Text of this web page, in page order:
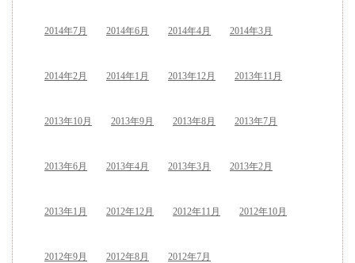
2014年7月 2014年6月 2014年4月 2014年3月
2014年2月 2014年1月 2013年12月 2013年11月
2013年10月 2013年9月 2013年8月 2013年7月
2013年6月 2013年4月 2013年3月 2013年2月
2013年1月 2012年12月 2012年11月 2012年10月
2012年9月 2012年8月 2012年7月